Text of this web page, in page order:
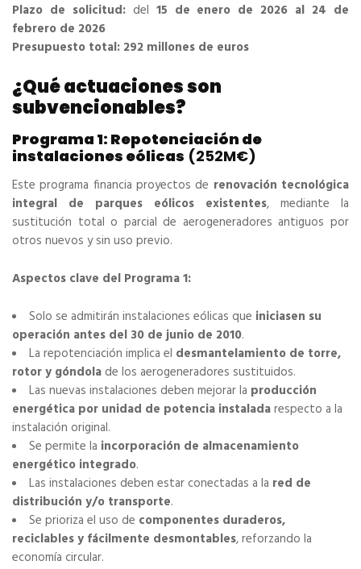
Plazo de solicitud:del 15 de enero de 2026 al 24 de
febrero de 2026
Presupuesto total: 292 millones de euros
¿Qué actuaciones son
subvencionables?
Programa 1: Repotenciación de
instalaciones eólicas (252M€)
Este programa financia proyectos de renovación tecnológica
integral de parques eólicos existentes, mediante la
sustitución total o parcial de aerogeneradores antiguos por
otros nuevos y sin uso previo.
Aspectos clave del Programa 1:
Solo se admitirán instalaciones eólicas que iniciasen su
operación antes del 30 de junio de 2010.
La repotenciación implica el desmantelamiento de torre,
rotor y góndola de los aerogeneradores sustituidos.
Las nuevas instalaciones deben mejorar la producción
energética por unidad de potencia instaladarespecto a la
instalación original.
Se permite la incorporación de almacenamiento
energético integrado.
Las instalaciones deben estar conectadas a la red de
distribución y/o transporte.
Se prioriza el uso de componentes duraderos,
reciclables y fácilmente desmontables, reforzando la
economía circular.